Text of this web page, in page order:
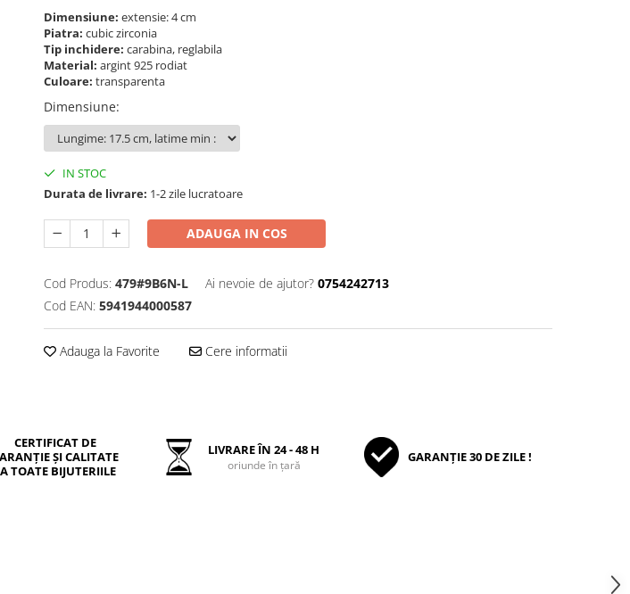
Dimensiune: extensie: 4 cm
Piatra: cubic zirconia
Tip inchidere: carabina, reglabila
Material: argint 925 rodiat
Culoare: transparenta
Dimensiune:
IN STOC
Durata de livrare: 1-2 zile lucratoare
ADAUGA IN COS
Cod Produs: 479#9B6N-L Ai nevoie de ajutor? 0754242713
Cod EAN: 5941944000587
Adauga la Favorite Cere informatii
CERTIFICAT DE
ȘI CALITATE
TOATE BIJUTERIILE
LIVRARE ÎN 24 - 48 H
oriunde în țară GARANȚIE 30 DE ZILE !